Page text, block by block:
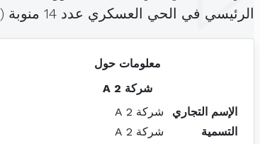
الرئيسي في الحي العسكري عدد 14 منوبة (
معلومات حول
شركة 2 A
الإسم التجاري
شركة 2 A
التسمية
شركة 2 A